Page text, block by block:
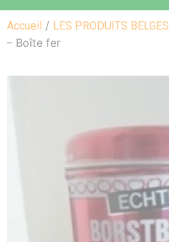
Accueil / LES PRODUITS BELGES
– Boîte fer